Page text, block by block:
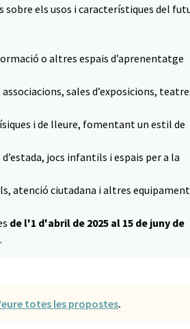
els usos i característiques del
o altres espais d’aprenentatge
sales d’exposicions,
i de lleure, fomentant un estil de
jocs infantils i espais per a la
atenció ciutadana i altres
de l'1 d'abril de 2025 al 15 de juny de
.
totes les propostes.